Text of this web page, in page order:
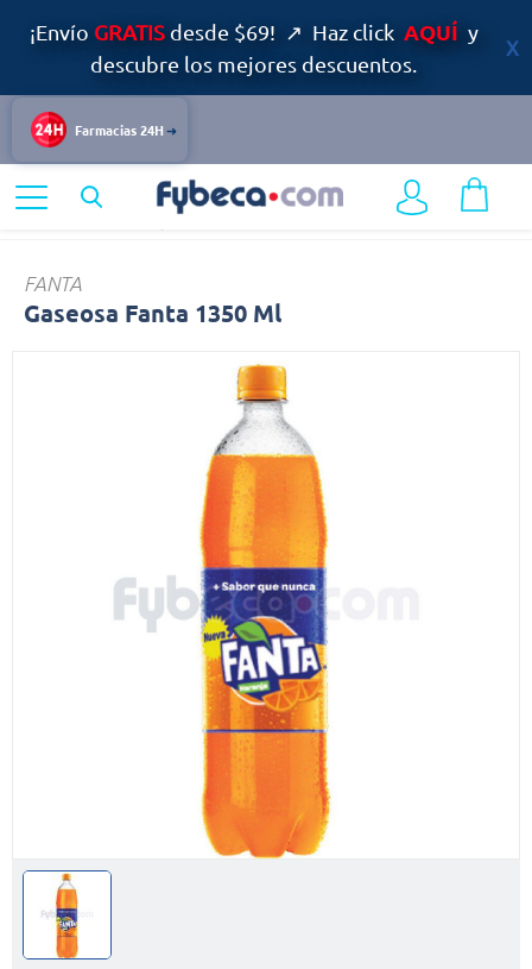
¡Envío GRATISdesde $69! ↗ Haz click AQUÍ y
descubre los mejores descuentos.
Farmacias 24H
Alimentos y Bebidas
FANTA
Gaseosa Fanta 1350 Ml